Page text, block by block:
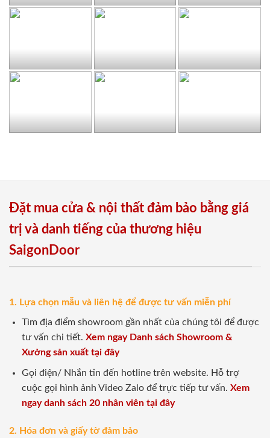
Đặt mua cửa & nội thất đảm bảo bằng giá
trị và danh tiếng của thương hiệu
SaigonDoor
1. Lựa chọn mẫu và liên hệ để được tư vấn miễn phí
Tìm địa điểm showroom gần nhất của chúng tôi để được
tư vấn chi tiết. Xem ngay Danh sách Showroom &
Xưởng sản xuất tại đây
Gọi điện/ Nhắn tin đến hotline trên website. Hỗ trợ
cuộc gọi hình ảnh Video Zalo để trực tiếp tư vấn. Xem
ngay danh sách 20 nhân viên tại đây
2. Hóa đơn và giấy tờ đảm bảo